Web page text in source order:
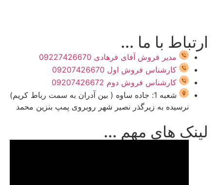
ارتباط با ما ...
مدیر فروش آفای فرهادی 09227426670
کارشناس فروش اول 09207426670
کارشناس فروش دوم 09207426672
شعبه 1: جاده ساوه ( بین آدران به سمت رباط کریم)
نرسیده به زیرگذر نصیر شهر روبروی پمپ بنزین محمد
لینک های مهم ...